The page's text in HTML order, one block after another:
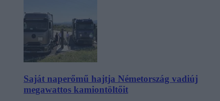
Saját naperőmű hajtja Németország vadiúj
megawattos kamiontöltőit